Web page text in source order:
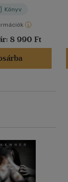
Könyv
8 990 Ft